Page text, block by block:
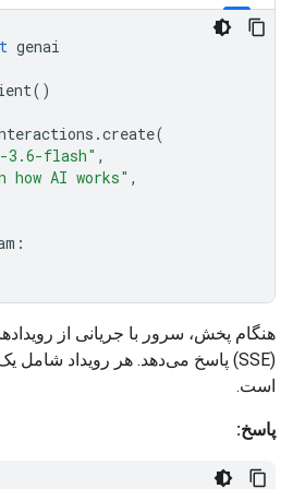
genai
interactions.create
3.6-flash"
how AI works"
هنگام پخش، سرور با جریانی از
است.
پاسخ: